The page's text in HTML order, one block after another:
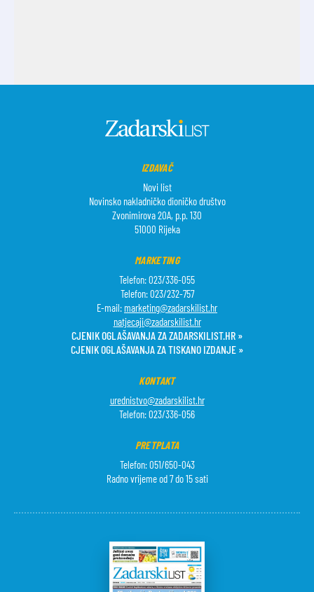
IZDAVAČ
Novi list
Novinsko nakladničko dioničko društvo
Zvonimirova 20A, p.p. 130
51000 Rijeka
MARKETING
Telefon: 023/336-055
Telefon: 023/232-757
E-mail: marketing@zadarskilist.hr
natjecaji@zadarskilist.hr
CJENIK OGLAŠAVANJA ZA ZADARSKILIST.HR »
CJENIK OGLAŠAVANJA ZA TISKANO IZDANJE »
KONTAKT
urednistvo@zadarskilist.hr
Telefon: 023/336-056
PRETPLATA
Telefon: 051/650-043
Radno vrijeme od 7 do 15 sati